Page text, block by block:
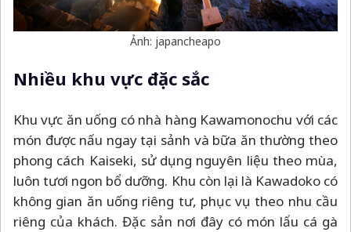
Ảnh: japancheapo
Nhiều khu vực đặc sắc
Khu vực ăn uống có nhà hàng Kawamonochu với các
món được nấu ngay tại sảnh và bữa ăn thường theo
phong cách Kaiseki, sử dụng nguyên liệu theo mùa,
luôn tươi ngon bổ dưỡng. Khu còn lại là Kawadoko có
không gian ăn uống riêng tư, phục vụ theo nhu cầu
riêng của khách. Đặc sản nơi đây có món lẩu cá gà